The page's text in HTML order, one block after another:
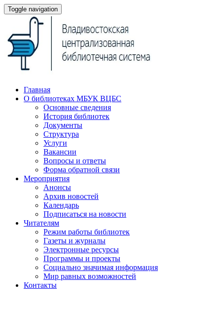
Toggle navigation
Главная
О библиотеках МБУК ВЦБС
Основные сведения
История библиотек
Документы
Структура
Услуги
Вакансии
Вопросы и ответы
Форма обратной связи
Мероприятия
Анонсы
Архив новостей
Календарь
Подписаться на новости
Читателям
Режим работы библиотек
Газеты и журналы
Электронные ресурсы
Программы и проекты
Социально значимая информация
Мир равных возможностей
Контакты